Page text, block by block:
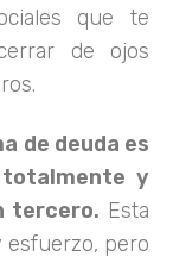
que te
de ojos
de deuda es
y
tercero. Esta
pero